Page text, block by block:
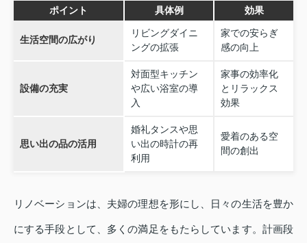
ポイント 具体例 効果
生活空間の広がり
リビングダイニ
ングの拡張
家での安らぎ
感の向上
設備の充実
対面型キッチン
や広い浴室の導
入
家事の効率化
とリラックス
効果
思い出の品の活用
婚礼タンスや思
い出の時計の再
利用
愛着のある空
間の創出
リノベーションは、夫婦の理想を形にし、日々の生活を豊か
にする手段として、多くの満足をもたらしています。計画段